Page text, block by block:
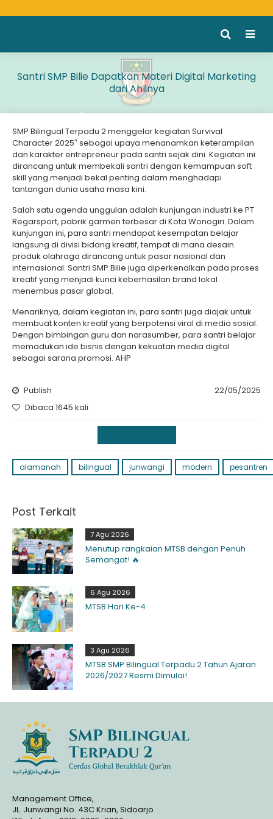
Santri SMP Bilie Dapatkan Materi Digital Marketing
dari Ahlinya
SMP Bilingual Terpadu 2 menggelar kegiatan Survival
Character 2025″ sebagai upaya menanamkan keterampilan
dan karakter entrepreneur pada santri sejak dini. Kegiatan ini
dirancang untuk membekali santri dengan kemampuan soft
skill yang menjadi bekal penting dalam menghadapi
tantangan dunia usaha masa kini.
Salah satu agenda unggulan adalah kunjungan industri ke PT
Regarsport, pabrik garmen terbesar di Kota Wonogiri. Dalam
kunjungan ini, para santri mendapat kesempatan belajar
langsung di divisi bidang kreatif, tempat di mana desain
produk olahraga dirancang untuk pasar nasional dan
internasional. Santri SMP Bilie juga diperkenalkan pada proses
kreatif yang menjadi kunci keberhasilan brand lokal
menembus pasar global.
Menariknya, dalam kegiatan ini, para santri juga diajak untuk
membuat konten kreatif yang berpotensi viral di media sosial.
Dengan bimbingan guru dan narasumber, para santri belajar
memadukan ide bisnis dengan kekuatan media digital
sebagai sarana promosi. AHP
Publish
22/05/2025
Dibaca 1645 kali
alamanah bilingual junwangi modern pesantren
Post Terkait
7 Agu 2026
Menutup rangkaian MTSB dengan Penuh
Semangat! 🔥
6 Agu 2026
MTSB Hari Ke-4
3 Agu 2026
MTSB SMP Bilingual Terpadu 2 Tahun Ajaran
2026/2027 Resmi Dimulai!
Management Office,
JL. Junwangi No. 43C Krian, Sidoarjo